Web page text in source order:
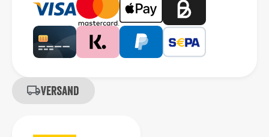
Versand